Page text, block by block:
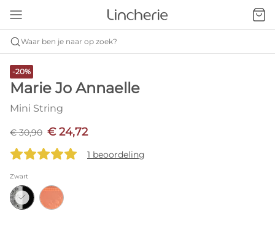
Waar ben je naar op zoek?
-20%
Marie Jo Annaelle
Mini String
€ 30,90 € 24,72
1 beoordeling
Zwart